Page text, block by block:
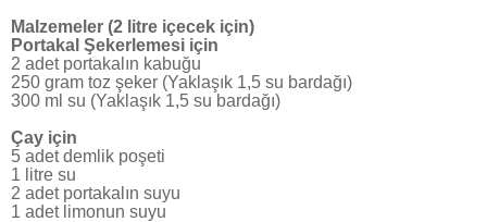
Malzemeler (2 litre içecek için)
Portakal Şekerlemesi için
2 adet portakalın kabuğu
250 gram toz şeker (Yaklaşık 1,5 su bardağı)
300 ml su (Yaklaşık 1,5 su bardağı)
Çay için
5 adet demlik poşeti
1 litre su
2 adet portakalın suyu
1 adet limonun suyu